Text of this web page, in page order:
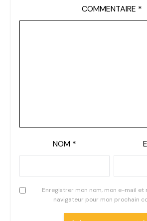
COMMENTAIRE *
NOM *
Enregistrer mon nom, mon e-mail et
navigateur pour mon prochain